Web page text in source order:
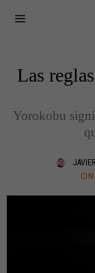
Las
Yorokobu